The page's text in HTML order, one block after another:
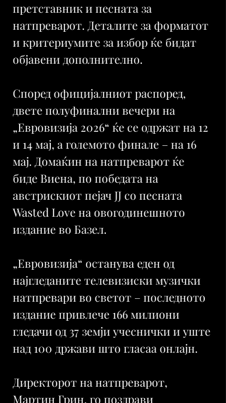
претставник и песната за
натпреварот. Деталите за форматот
и критериумите за избор ќе бидат
објавени дополнително.
Според официјалниот распоред,
двете полуфинални вечери на
„Евровизија 2026“ ќе се одржат на 12
и 14 мај, а големото финале – на 16
мај. Домаќин на натпреварот ќе
биде Виена, по победата на
австрискиот пејач JJ со песната
Wasted Love на овогодинешното
издание во Базел.
„Евровизија“ останува еден од
најгледаните телевизиски музички
натпревари во светот – последното
издание привлече 166 милиони
гледачи од 37 земји учеснички и уште
над 100 држави што гласаа онлајн.
Директорот на натпреварот,
Мартин Грин, го поздрави